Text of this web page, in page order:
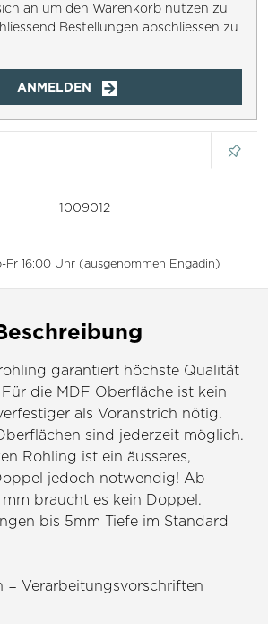
an um den Warenkorb nutzen zu
Bestellungen abschliessen zu
ANMELDEN
Fr 16:00 Uhr (ausgenommen Engadin)
1009012
garantiert höchste Qualität
die MDF Oberfläche ist kein
als Voranstrich nötig.
sind jederzeit möglich.
Rohling ist ein äusseres,
jedoch notwendig! Ab
braucht es kein Doppel.
bis 5mm Tiefe im Standard
= Verarbeitungsvorschriften